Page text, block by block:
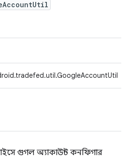
গুগল অ্যাকাউন্ট কনফিগার